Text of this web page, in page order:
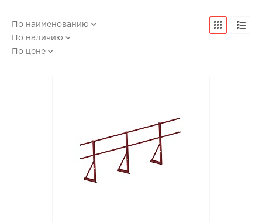
По наименованию
По наличию
По цене